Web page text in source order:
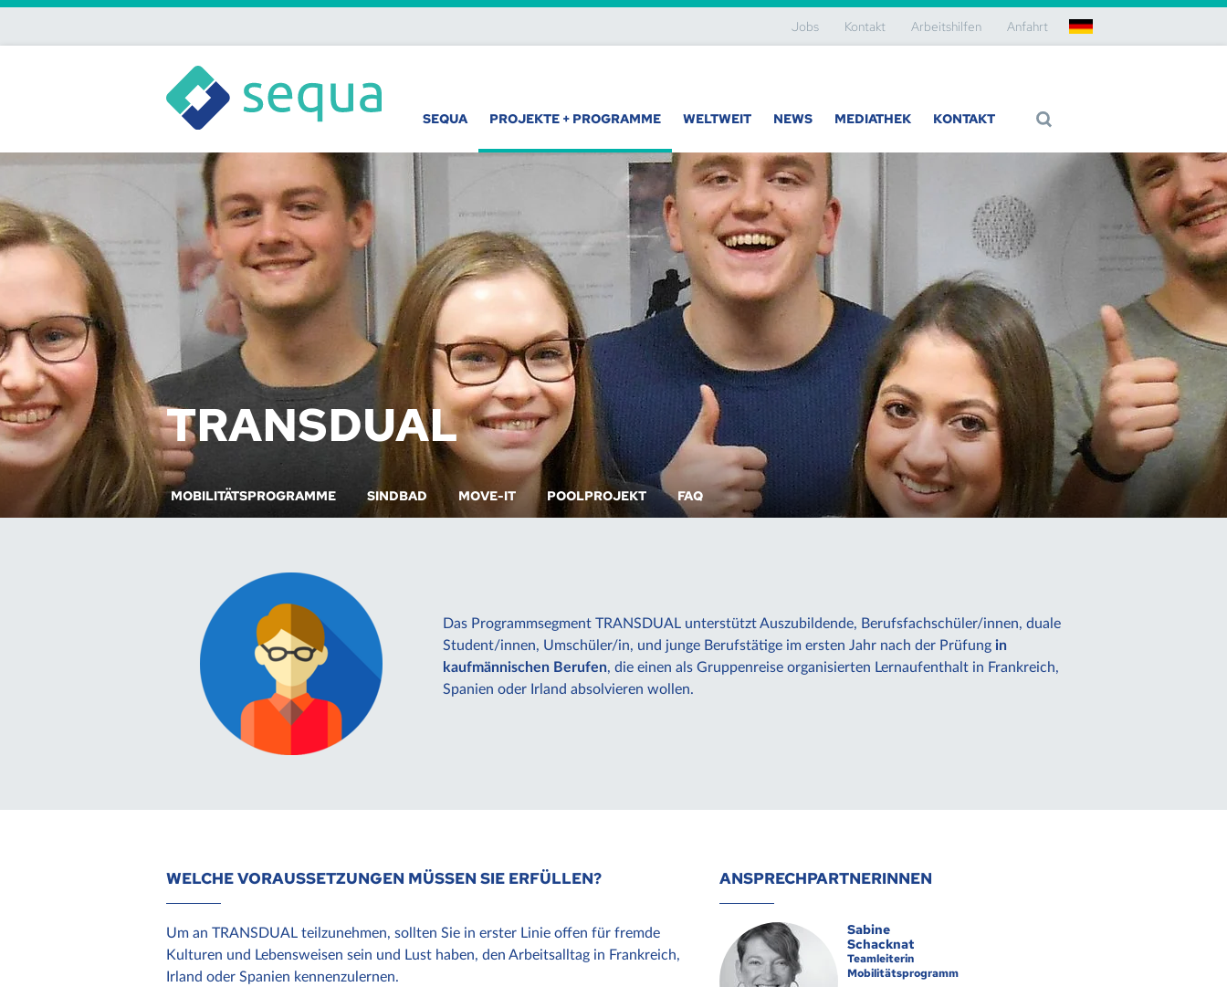
Jobs Kontakt Arbeitshilfen Anfahrt de
SEQUA PROJEKTE + PROGRAMME WELTWEIT NEWS MEDIATHEK KONTAKT
TRANSDUAL
MOBILITÄTSPROGRAMME SINDBAD MOVE-IT POOLPROJEKT FAQ
Das Programmsegment TRANSDUAL unterstützt Auszubildende, Berufsfachschüler/innen, duale
Student/innen, Umschüler/in, und junge Berufstätige im ersten Jahr nach der Prüfung in
kaufmännischen Berufen, die einen als Gruppenreise organisierten Lernaufenthalt in Frankreich,
Spanien oder Irland absolvieren wollen.
WELCHE VORAUSSETZUNGEN MÜSSEN SIE ERFÜLLEN?
Um an TRANSDUAL teilzunehmen, sollten Sie in erster Linie offen für fremde
Kulturen und Lebensweisen sein und Lust haben, den Arbeitsalltag in Frankreich,
Irland oder Spanien kennenzulernen.
ANSPRECHPARTNERINNEN
Sabine
Schacknat
Teamleiterin
Mobilitätsprogramme